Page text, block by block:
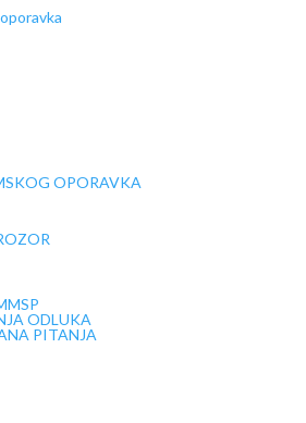
OPORAVKA
ODLUKA
PITANJA